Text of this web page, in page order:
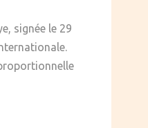
signée le 29